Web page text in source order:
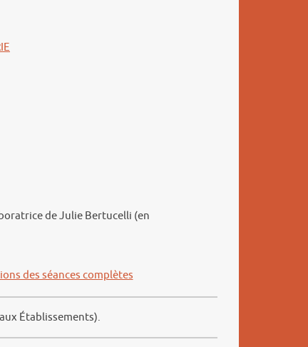
de Julie Bertucelli (en
des séances complètes
Établissements).